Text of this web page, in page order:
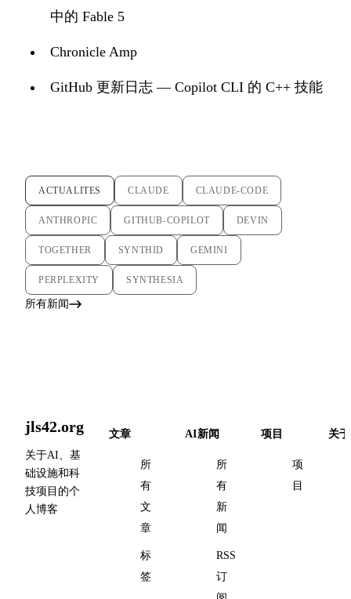
中的 Fable 5
Chronicle Amp
GitHub 更新日志 — Copilot CLI 的 C++ 技能
ACTUALITES CLAUDE CLAUDE-CODE
ANTHROPIC GITHUB-COPILOT DEVIN
TOGETHER SYNTHID GEMINI
PERPLEXITY SYNTHESIA
所有新闻
jls42.org
关于AI、基
础设施和科
技项目的个
人博客
文章
所
有
文
章
标
签
AI新闻
所
有
新
闻
RSS
订
项目
项
目
关于